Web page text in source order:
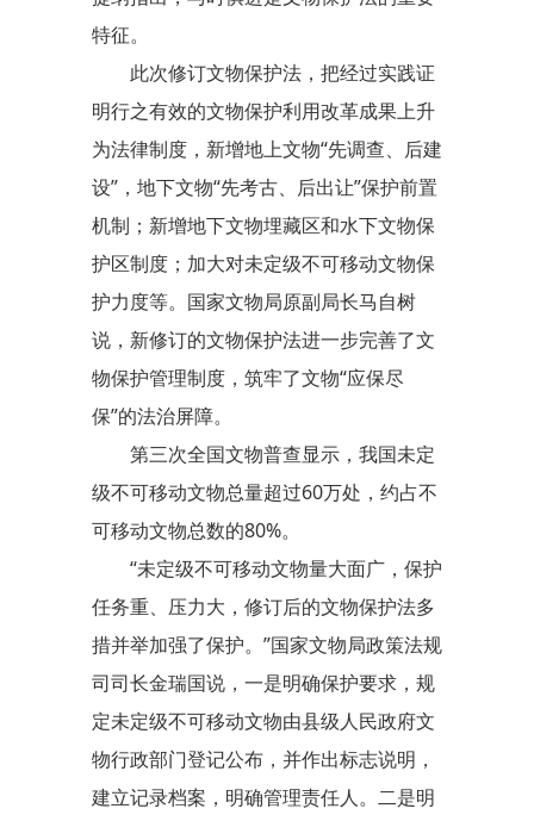
特征。
此次修订文物保护法，把经过实践证
明行之有效的文物保护利用改革成果上升
为法律制度，新增地上文物“先调查、后建
设”，地下文物“先考古、后出让”保护前置
机制；新增地下文物埋藏区和水下文物保
护区制度；加大对未定级不可移动文物保
护力度等。国家文物局原副局长马自树
说，新修订的文物保护法进一步完善了文
物保护管理制度，筑牢了文物“应保尽
保”的法治屏障。
第三次全国文物普查显示，我国未定
级不可移动文物总量超过60万处，约占不
可移动文物总数的80%。
“未定级不可移动文物量大面广，保护
任务重、压力大，修订后的文物保护法多
措并举加强了保护。”国家文物局政策法规
司司长金瑞国说，一是明确保护要求，规
定未定级不可移动文物由县级人民政府文
物行政部门登记公布，并作出标志说明，
建立记录档案，明确管理责任人。二是明